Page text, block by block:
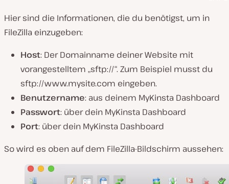
Hier sind die Informationen, die du benötigst, um in
FileZilla einzugeben:
Host: Der Domainname deiner Website mit
vorangestelltem „sftp://“. Zum Beispiel musst du
sftp://www.mysite.com eingeben.
Benutzername: aus deinem MyKinsta Dashboard
Passwort: über dein MyKinsta Dashboard
Port: über dein MyKinsta Dashboard
So wird es oben auf dem FileZilla-Bildschirm aussehen: